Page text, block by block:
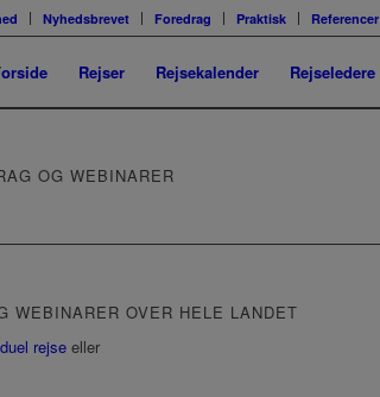
Nyhedsbrevet Foredrag Praktisk Referencer
Rejser Rejsekalender Rejseledere
OG WEBINARER
WEBINARER OVER HELE LANDET
rejse eller